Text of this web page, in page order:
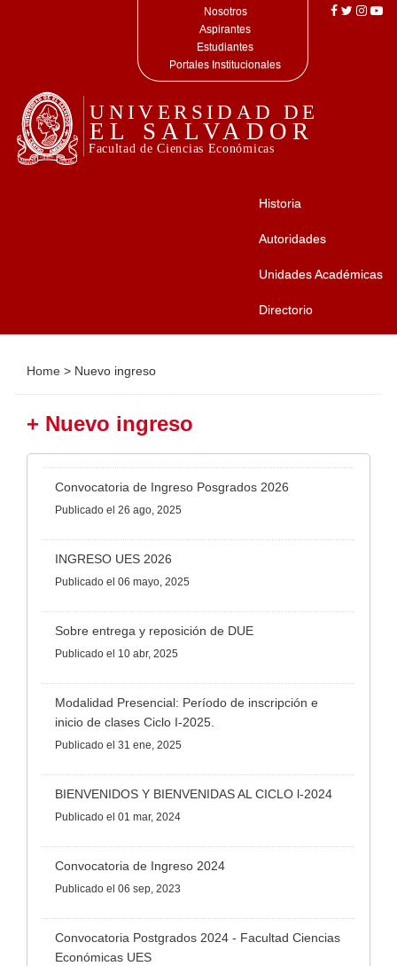
Nosotros
Aspirantes
Estudiantes
Portales Institucionales
Historia
Autoridades
Unidades Académicas
Directorio
Home > Nuevo ingreso
+ Nuevo ingreso
Convocatoria de Ingreso Posgrados 2026
Publicado el 26 ago, 2025
INGRESO UES 2026
Publicado el 06 mayo, 2025
Sobre entrega y reposición de DUE
Publicado el 10 abr, 2025
Modalidad Presencial: Período de inscripción e
inicio de clases Ciclo I-2025.
Publicado el 31 ene, 2025
BIENVENIDOS Y BIENVENIDAS AL CICLO l-2024
Publicado el 01 mar, 2024
Convocatoria de Ingreso 2024
Publicado el 06 sep, 2023
Convocatoria Postgrados 2024 - Facultad Ciencias
Económicas UES